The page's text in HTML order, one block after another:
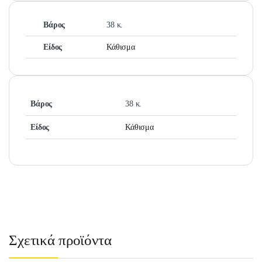
Βάρος 38 κ.
Είδος Κάθισμα
Βάρος 38 κ.
Είδος Κάθισμα
Σχετικά προϊόντα